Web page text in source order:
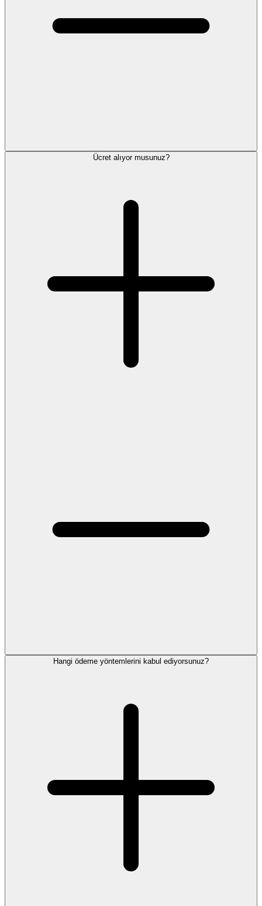
Ücret alıyor musunuz?
Hangi ödeme yöntemlerini kabul ediyorsunuz?